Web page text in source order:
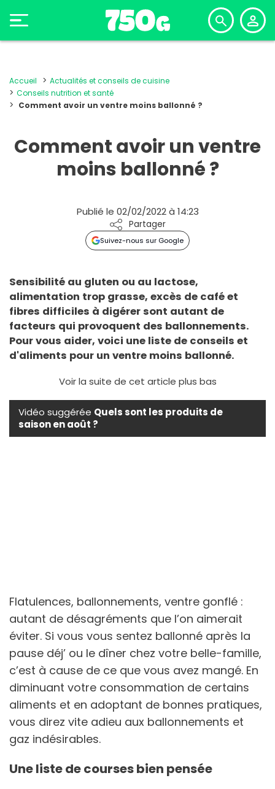
Accueil
Actualités et conseils de cuisine
Conseils nutrition et santé
Comment avoir un ventre moins ballonné ?
Comment avoir un ventre
moins ballonné ?
Publié le 02/02/2022 à 14:23
Partager
Suivez-nous sur Google
Sensibilité au gluten ou au lactose,
alimentation trop grasse, excès de café et
fibres difficiles à digérer sont autant de
facteurs qui provoquent des ballonnements.
Pour vous aider, voici une liste de conseils et
d'aliments pour un ventre moins ballonné.
Voir la suite de cet article plus bas
Vidéo suggérée Quels sont les produits de
saison en août ?
Flatulences, ballonnements, ventre gonflé :
autant de désagréments que l’on aimerait
éviter. Si vous vous sentez ballonné après la
pause déj’ ou le dîner chez votre belle-famille,
c’est à cause de ce que vous avez mangé. En
diminuant votre consommation de certains
aliments et en adoptant de bonnes pratiques,
vous direz vite adieu aux ballonnements et
gaz indésirables.
Une liste de courses bien pensée